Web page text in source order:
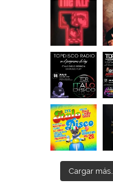
Cargar más...